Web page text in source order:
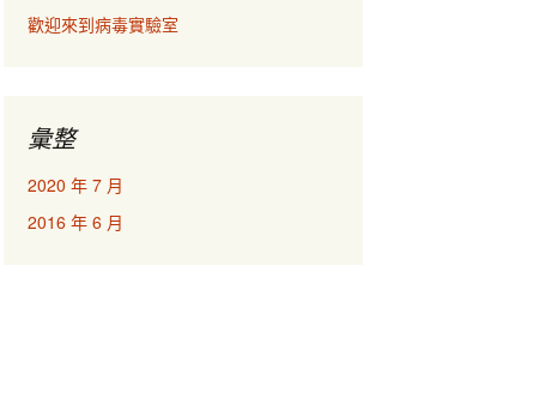
歡迎來到病毒實驗室
彙整
2020 年 7 月
2016 年 6 月